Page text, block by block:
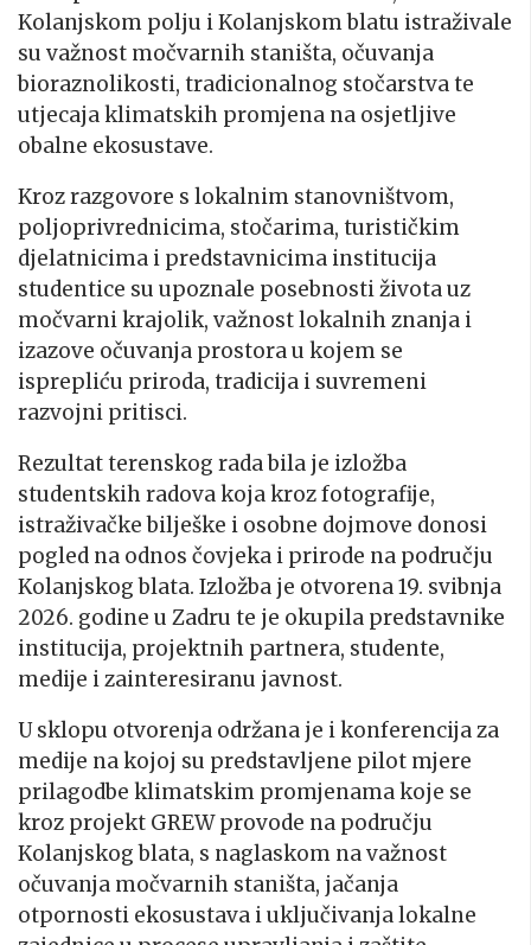
Kolanjskom polju i Kolanjskom blatu istraživale
su važnost močvarnih staništa, očuvanja
bioraznolikosti, tradicionalnog stočarstva te
utjecaja klimatskih promjena na osjetljive
obalne ekosustave.
Kroz razgovore s lokalnim stanovništvom,
poljoprivrednicima, stočarima, turističkim
djelatnicima i predstavnicima institucija
studentice su upoznale posebnosti života uz
močvarni krajolik, važnost lokalnih znanja i
izazove očuvanja prostora u kojem se
isprepliću priroda, tradicija i suvremeni
razvojni pritisci.
Rezultat terenskog rada bila je izložba
studentskih radova koja kroz fotografije,
istraživačke bilješke i osobne dojmove donosi
pogled na odnos čovjeka i prirode na području
Kolanjskog blata. Izložba je otvorena 19. svibnja
2026. godine u Zadru te je okupila predstavnike
institucija, projektnih partnera, studente,
medije i zainteresiranu javnost.
U sklopu otvorenja održana je i konferencija za
medije na kojoj su predstavljene pilot mjere
prilagodbe klimatskim promjenama koje se
kroz projekt GREW provode na području
Kolanjskog blata, s naglaskom na važnost
očuvanja močvarnih staništa, jačanja
otpornosti ekosustava i uključivanja lokalne